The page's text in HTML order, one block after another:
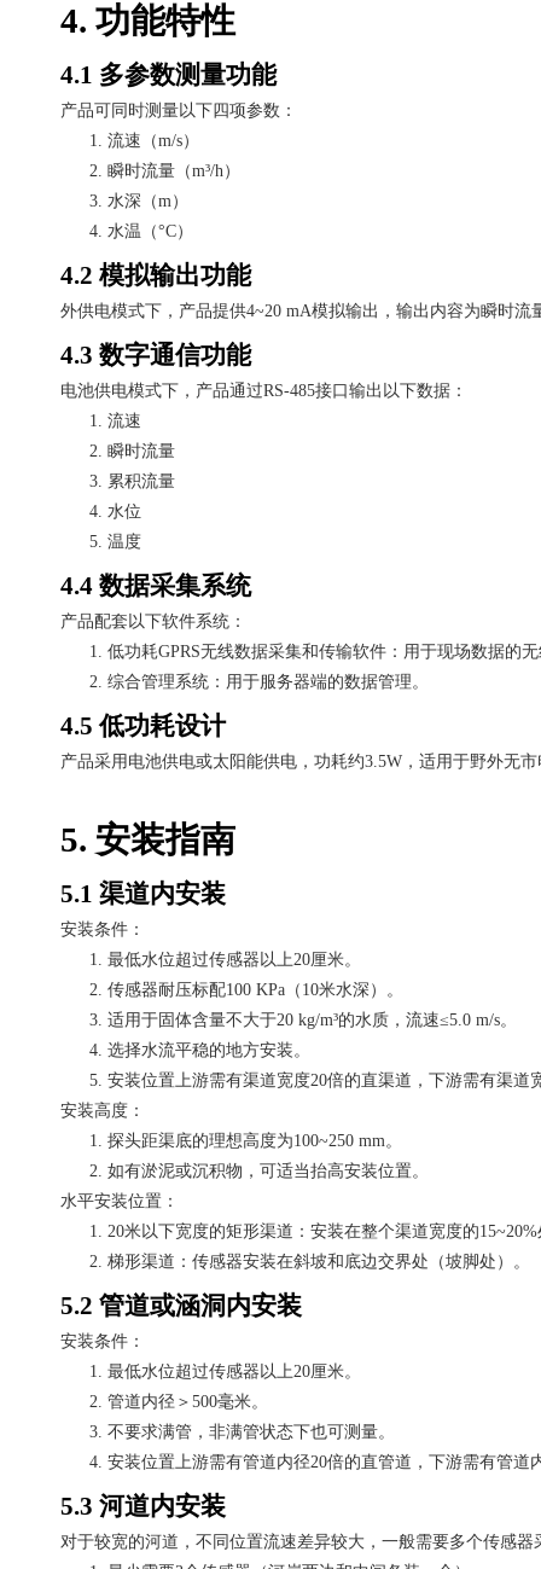
4. 功能特性
4.1 多参数测量功能
产品可同时测量以下四项参数：
1. 流速（m/s）
2. 瞬时流量（m³/h）
3. 水深（m）
4. 水温（°C）
4.2 模拟输出功能
外供电模式下，产品提供4~20 mA模拟输出，输出内容为瞬时流
4.3 数字通信功能
电池供电模式下，产品通过RS-485接口输出以下数据：
1. 流速
2. 瞬时流量
3. 累积流量
4. 水位
5. 温度
4.4 数据采集系统
产品配套以下软件系统：
1. 低功耗GPRS无线数据采集和传输软件：用于现场数据的
2. 综合管理系统：用于服务器端的数据管理。
4.5 低功耗设计
产品采用电池供电或太阳能供电，功耗约3.5W，适用于野外无
5. 安装指南
5.1 渠道内安装
安装条件：
1. 最低水位超过传感器以上20厘米。
2. 传感器耐压标配100 KPa（10米水深）。
3. 适用于固体含量不大于20 kg/m³的水质，流速≤5.0 m/s。
4. 选择水流平稳的地方安装。
5. 安装位置上游需有渠道宽度20倍的直渠道，下游需有渠道
安装高度：
1. 探头距渠底的理想高度为100~250 mm。
2. 如有淤泥或沉积物，可适当抬高安装位置。
水平安装位置：
1. 20米以下宽度的矩形渠道：安装在整个渠道宽度的
2. 梯形渠道：传感器安装在斜坡和底边交界处（坡脚处）。
5.2 管道或涵洞内安装
安装条件：
1. 最低水位超过传感器以上20厘米。
2. 管道内径＞ 500毫米。
3. 不要求满管，非满管状态下也可测量。
4. 安装位置上游需有管道内径20倍的直管道，下游需有管道
5.3 河道内安装
对于较宽的河道，不同位置流速差异较大，一般需要多个传感器